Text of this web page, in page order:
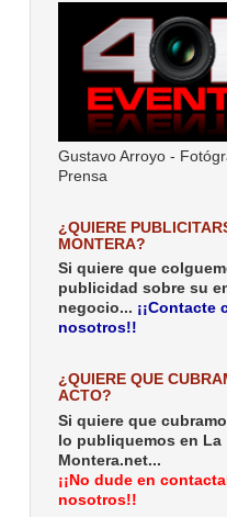
Gustavo Arroyo -
Prensa
¿QUIERE
MONTERA?
Si quiere que
publicidad sobre su
negocio... ¡¡Contacte
nosotros!!
¿QUIERE QUE
ACTO?
Si quiere que
lo publiquemos en La
Montera.net...
¡¡No dude en
nosotros!!